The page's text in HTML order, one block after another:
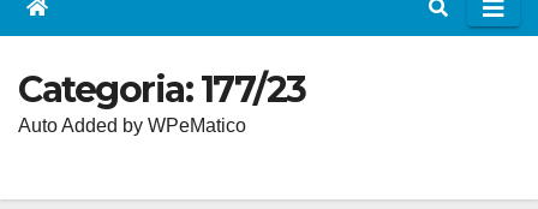
Categoria:177/23
Auto Added by WPeMatico